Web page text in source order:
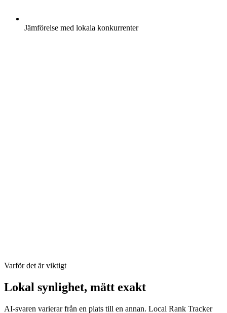
Jämförelse med lokala konkurrenter
Brooklyn
Varför det är viktigt
Lokal synlighet, mätt exakt
AI-svaren varierar från en plats till en annan. Local Rank Tracker